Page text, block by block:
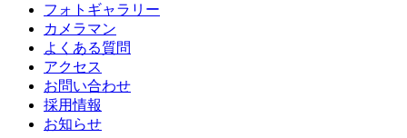
フォトギャラリー
カメラマン
よくある質問
アクセス
お問い合わせ
採用情報
お知らせ